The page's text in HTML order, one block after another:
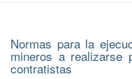
Normas para la
mineros a realizarse
contratistas